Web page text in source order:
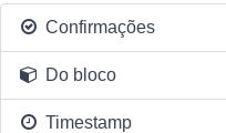
Confirmações
Do bloco
Timestamp